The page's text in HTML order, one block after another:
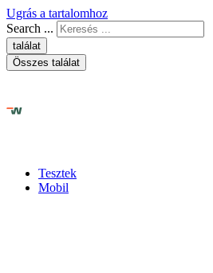
Ugrás a tartalomhoz
Search ...
találat
Összes találat
Tesztek
Mobil